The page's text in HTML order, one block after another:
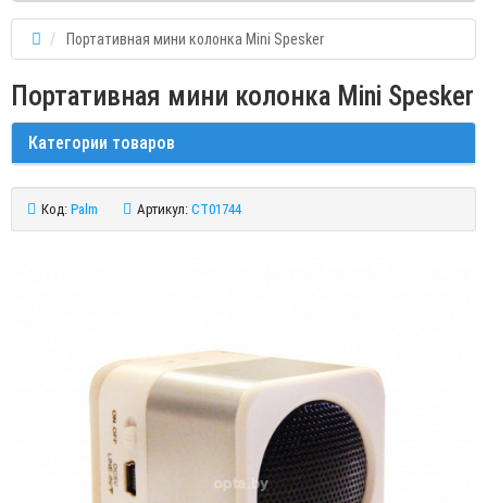
Портативная мини колонка Mini Spesker
Портативная мини колонка Mini Spesker
Категории товаров
Код: Palm Артикул: CT01744